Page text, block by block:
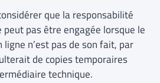
que la responsabilité
peut pas être engagée lorsque le
n’est pas de son fait, par
de copies temporaires
technique.